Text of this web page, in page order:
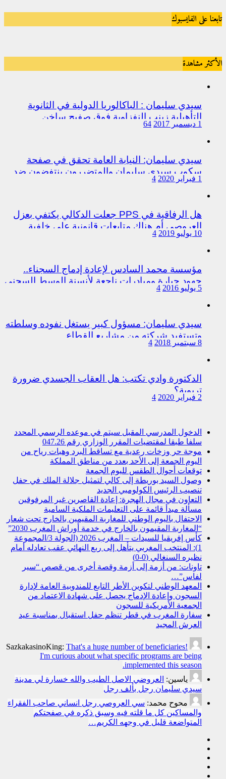
تابعنا على الفايسبوك
الأكثر مشاهدة
سيدي سليمان : الباكالوريا الدولية في الثانوية
التأهيلية زينب النفزاوية فوق صفيح ساخن
1 ديسمبر 2017 64
سيدي سليمان: النيابة العامة تحقق في صفحة
سكوب سيدي سليمان والمتضررون ينتفضون ضد
المتورطين من رجال الشرطة
1 فبراير 2020 4
هل الرفاقية في PPS جعلت الدكالي يكتفي بعزل
العروصي أم هناك متابعات قانونية على خلفية
اختلالات التسيير بمندوبية سيدي سليمان
10 يوليو 2019 4
مؤسسة محمد السادس لإعادة إدماج السجناء..
جهود جبارة ومبادرات ناجعة لأنسنة الوسط السجني
5 يوليو 2016 4
سيدي سليمان: مسؤول كبير يستغل نفوده وسلطته
وتستفيد شركته من مشاريع القطاع
8 سبتمبر 2018 4
الدكتورة وادي تكتب: هل العقاب الجسدي ضرورة
تربوية؟
2 فبراير 2020 4
الدخول المدرسي المقبل سیتم في موعده الرسمي المحدد
سلفا طبقا لمقتضیات المقرر الوزاري رقم 047.26
موجة حر وزخات رعدية مع تساقط البرد وهبات رياح من
اليوم الجمعة إلى الأحد بعدد من مناطق المملكة
توقعات أحوال الطقس لليوم الجمعة
وصول السيد بوريطة إلى كالي لتمثيل جلالة الملك في حفل
تنصيب الرئيس الكولومبي الجديد
التعاون في مجال الهجرة: إعادة القاصرين غير المرفوقين
مسألة مبدأ قائمة على التعليمات الملكية السامية
الاحتفال باليوم الوطني للمغاربة المقيمين بالخارج تحت شعار
“المغاربة المقيمون بالخارج في خدمة أوراش المغرب 2030”
كأس إفريقيا للسيدات – المغرب 2026 (الجولة 3/المجموعة
1): المنتخب المغربي يتأهل إلى ربع النهائي عقب تعادله أمام
نظيره السنغالي (0-0)
تاونات: من أزمة إلى أزمة وقصة أخرى من قصص “سير
لفاس”…
المعهد الوطني لتكوين الأطر التابع للمندوبية العامة لإدارة
السجون وإعادة الإدماج يحصل على شهادة الاعتماد من
الجمعية الأمريكية للسجون
سفارة المغرب في قطر تنظم حفل استقبال بمناسبة عيد
العرش المجيد
SazkakasinoKing: That's a huge number of beneficiaries!
I'm curious about what specific programs are being
implemented this season.
ياسين: العروضي الاصل الطيب والله خسارة لي مدينة
سيدي سليمان رجل بألف رجل
محوح محمد: سي العروصي رجل انساني صاحب الفقراء
والمساكين كل ما قلته فيه وسبق ذكره في صفحتكم
المتواضعة قليل في وجهه الكريم…